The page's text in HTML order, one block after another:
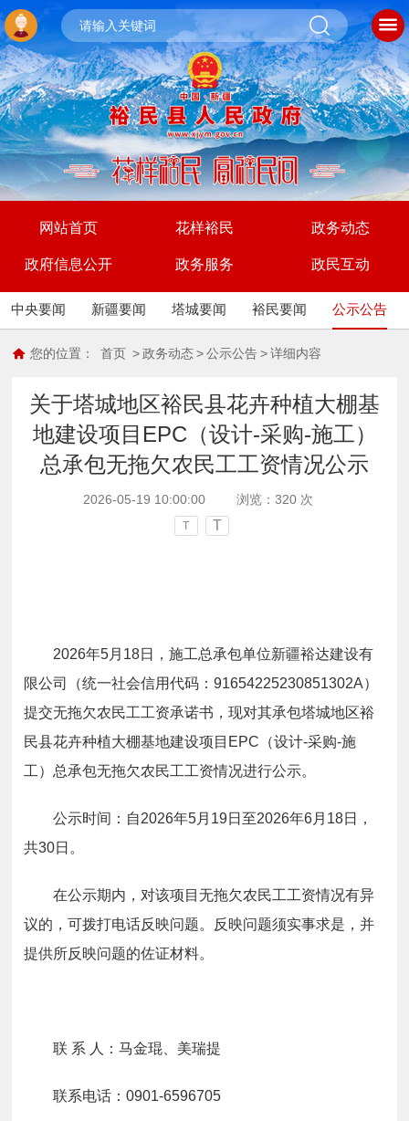
网站首页 花样裕民 政务动态
政府信息公开 政务服务 政民互动
中央要闻 新疆要闻 塔城要闻 裕民要闻 公示公告
您的位置： 首页 > 政务动态 > 公示公告 > 详细内容
关于塔城地区裕民县花卉种植大棚基
地建设项目EPC（设计-采购-施工）
总承包无拖欠农民工工资情况公示
2026-05-19 10:00:00 浏览： 320次
T T
2026年5月 18日，施工总承包单位新疆裕达建设有
限公司
（统一社会信用代码：91654225230851302A）
提交无拖欠农民工工资承诺书，现对其承包塔城地区裕
民县花卉种植大棚基地建设项目EPC（设计-采购-施
工）总承包无拖欠农民工工资情况进行公示。
公示时间：自2026年5月 19日至2026年6月 18日，
共30日。
在公示期内，对该项目无拖欠农民工工资情况有异
议的，可拨打电话反映问题。反映问题须实事求是，并
提供所反映问题的佐证材料。
联 系 人：马金琨、美瑞提
联系电话：0901-6596705